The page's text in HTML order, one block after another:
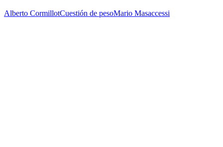
Alberto CormillotCuestión de pesoMario Masaccessi